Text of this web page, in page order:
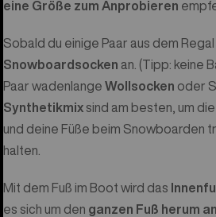
eine Größe zum Anprobieren
Sobald du einige Paar aus dem
Snowboardsocken an. (Tipp: keine
Paar wadenlange Wollsocken oder
Synthetikmix sind am besten, um
und deine Füße beim Snowboarden
halten.
Mit dem Fuß im Boot wird das
es sich um den ganzen Fuß herum